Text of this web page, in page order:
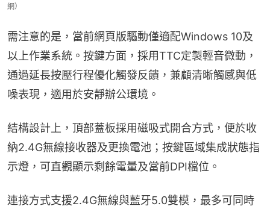
網）
需注意的是，當前網頁版驅動僅適配Windows 10及
以上作業系統。按鍵方面，採用TTC定製輕音微動，
通過延長按壓行程優化觸發反饋，兼顧清晰觸感與低
噪表現，適用於安靜辦公環境。
結構設計上，頂部蓋板採用磁吸式開合方式，便於收
納2.4G無線接收器及更換電池；按鍵區域集成狀態指
示燈，可直觀顯示剩餘電量及當前DPI檔位。
連接方式支援2.4G無線與藍牙5.0雙模，最多可同時